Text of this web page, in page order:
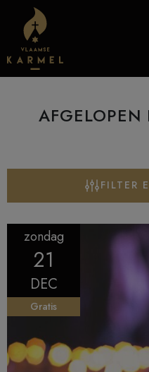
Skip to content
AFGELOPEN
zondag
21
DEC
Gratis
FILTER